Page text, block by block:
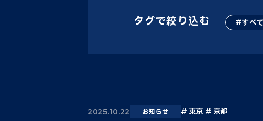
タグで絞り込む すべて
2025.10.22 お知らせ 東京 京都